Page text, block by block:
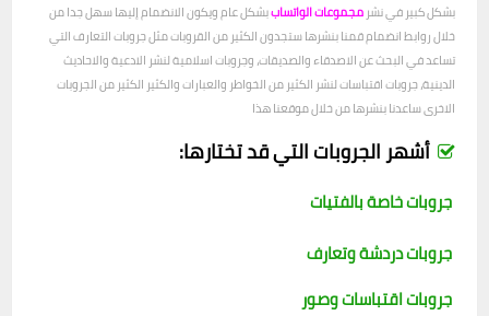
بشكل كبير في نشر مجموعات الواتساببشكل عام ويكون الانضمام إليها سهل جدا من
خلال روابط انضمام قمنا بنشرها ستجدون الكثير من القروبات مثل جروبات التعارف التي
تساعد في البحث عن الاصدقاء والصديقات، وجروبات اسلامية لنشر الادعية والاحاديث
الدينية، جروبات اقتباسات لنشر الكثير من الخواطر والعبارات والكثير الكثير من الجروبات
الاخرى ساعدنا بنشرها من خلال موقعنا هذا
أشهر الجروبات التي قد تختارها:
جروبات خاصة بالفتيات
جروبات دردشة وتعارف
جروبات اقتباسات وصور